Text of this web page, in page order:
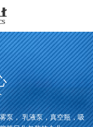
泵， 乳液泵，真空瓶，吸